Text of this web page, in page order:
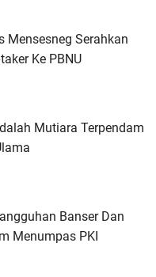
Mensesneg Serahkan
Ke PBNU
Mutiara Terpendam
Banser Dan
Menumpas PKI